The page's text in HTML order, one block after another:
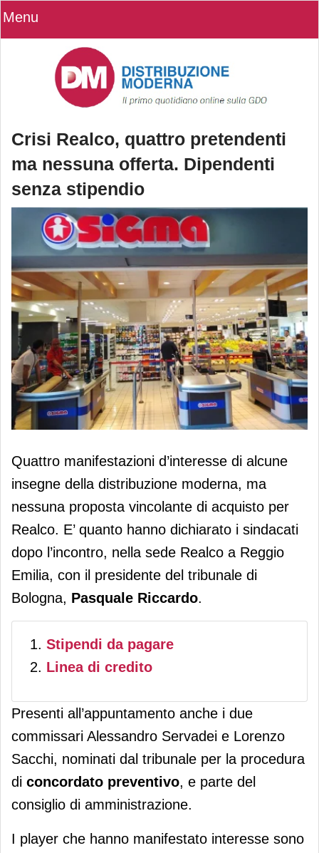
Menu
Crisi Realco, quattro pretendenti
ma nessuna offerta. Dipendenti
senza stipendio
Crisi Realco, quattro pretendenti ma
nessuna offerta. Dipendenti senza
stipendio
Quattro manifestazioni d’interesse di alcune
insegne della distribuzione moderna, ma
nessuna proposta vincolante di acquisto per
Realco. E’ quanto hanno dichiarato i sindacati
dopo l’incontro, nella sede Realco a Reggio
Emilia, con il presidente del tribunale di
Bologna, Pasquale Riccardo.
Stipendi da pagare
Linea di credito
Presenti all’appuntamento anche i due
commissari Alessandro Servadei e Lorenzo
Sacchi, nominati dal tribunale per la procedura
di concordato preventivo, e parte del
consiglio di amministrazione.
I player che hanno manifestato interesse sono